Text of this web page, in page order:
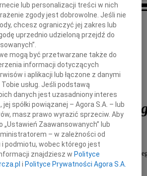
Z głębokim smutkiem żegnamy
doktora
Krzysztofa
Współzałożyciela i wieloletniego
lub personalizacji treści w nich
zgody jest dobrowolne. Jeśli nie
chcesz ograniczyć jej zakres lub
uprzednio udzieloną przejdź do
mogą być przetwarzane także do
informacji dotyczących
i aplikacji lub łączone z danymi
usług. Jeśli podstawą
danych jest uzasadniony interes
jej spółki powiązanej – Agora S.A. – lub
masz prawo wyrazić sprzeciw. Aby
„Ustawień Zaawansowanych” lub
– w zależności od
podmiotu, wobec którego jest
znajdziesz w Polityce
i Polityce Prywatności Agora S.A.